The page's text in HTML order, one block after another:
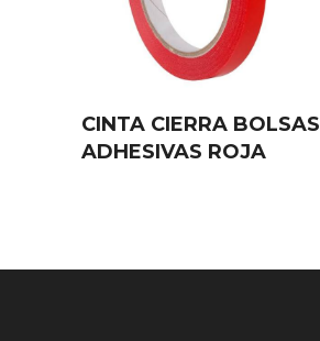
CINTA CIERRA BOLSAS
ADHESIVAS ROJA